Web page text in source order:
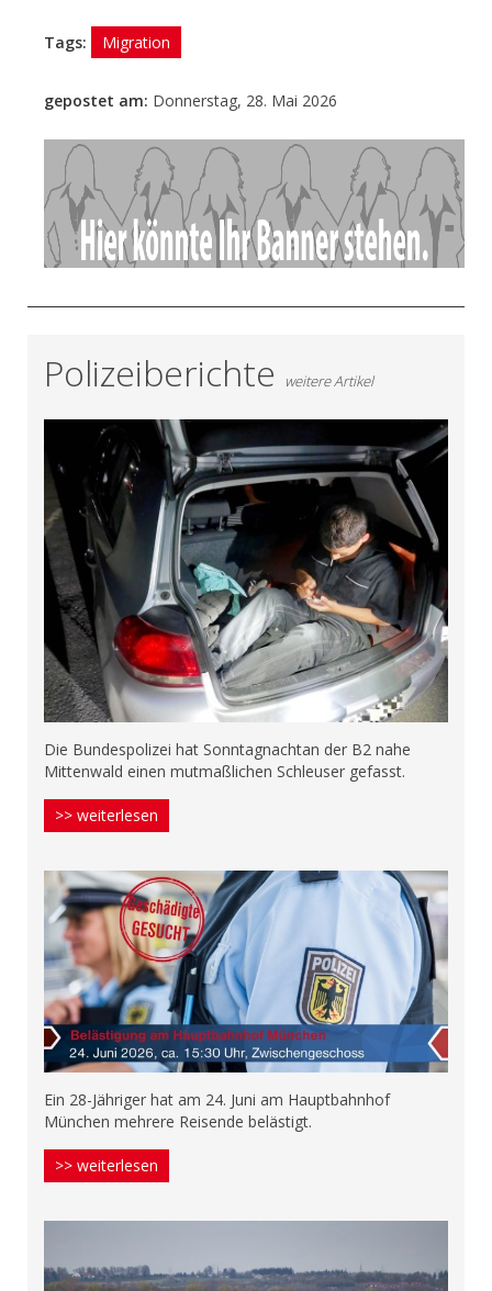
Tags: Migration
gepostet am: Donnerstag, 28. Mai 2026
- Anzeige -
Polizeiberichte weitere Artikel
Die Bundespolizei hat Sonntagnachtan der B2 nahe
Mittenwald einen mutmaßlichen Schleuser gefasst.
>> weiterlesen
Ein 28-Jähriger hat am 24. Juni am Hauptbahnhof
München mehrere Reisende belästigt.
>> weiterlesen